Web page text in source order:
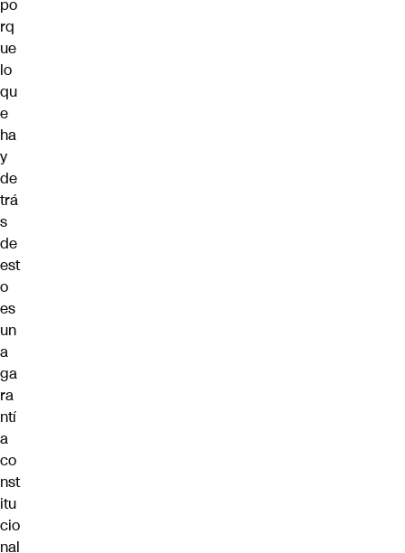
po
rq
ue
lo
qu
e
ha
y
de
trá
s
de
est
o
es
un
a
ga
ra
ntí
a
co
nst
itu
cio
nal